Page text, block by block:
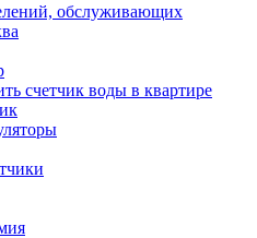
обслуживающих
счетчик воды в квартире